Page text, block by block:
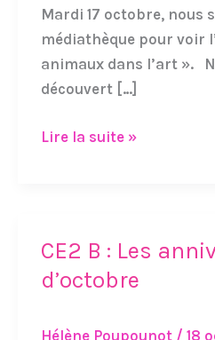
Mardi 17 octobre, nous
médiathèque pour voir
animaux dans l’art ».
découvert […]
Lire la suite »
CE2 B : Les
d’octobre
Hélène Poupounot / 18
CE2
B